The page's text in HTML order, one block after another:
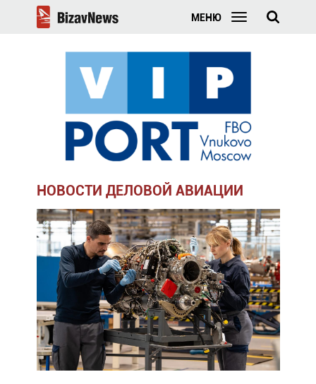
МЕНЮ
НОВОСТИ ДЕЛОВОЙ АВИАЦИИ